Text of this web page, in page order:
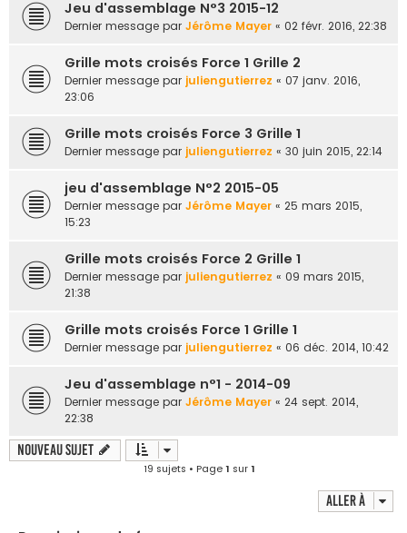
Jeu d'assemblage N°3 2015-12
Dernier message par Jérôme Mayer « 02 févr. 2016, 22:38
Grille mots croisés Force 1 Grille 2
Dernier message par juliengutierrez « 07 janv. 2016,
23:06
Grille mots croisés Force 3 Grille 1
Dernier message par juliengutierrez « 30 juin 2015, 22:14
jeu d'assemblage N°2 2015-05
Dernier message par Jérôme Mayer « 25 mars 2015,
15:23
Grille mots croisés Force 2 Grille 1
Dernier message par juliengutierrez « 09 mars 2015,
21:38
Grille mots croisés Force 1 Grille 1
Dernier message par juliengutierrez « 06 déc. 2014, 10:42
Jeu d'assemblage n°1 - 2014-09
Dernier message par Jérôme Mayer « 24 sept. 2014,
22:38
Nouveau sujet
19 sujets • Page1 sur1
Aller à